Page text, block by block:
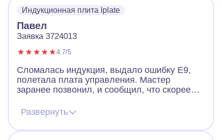
Индукционная плита Iplate
Павел
Заявка 3724013
4.7/5
Сломалась индукция, выдало ошибку Е9,
полетала плата управления. Мастер
заранее позвонил, и сообщил, что скорее
починить и без замены. Цена на платы
начинается от 12к и выше. Мастер приехал,
все продиагностировал и смог починить без
Развернуть